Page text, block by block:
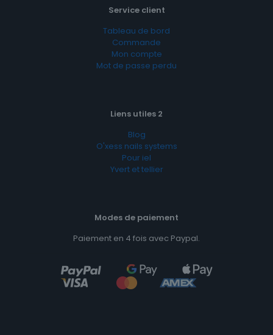
Service client
Tableau de bord
Commande
Mon compte
Mot de passe perdu
Liens utiles 2
Blog
O'xess nails systems
Pour iel
Yvert et tellier
Modes de paiement
Paiement en 4 fois avec Paypal.